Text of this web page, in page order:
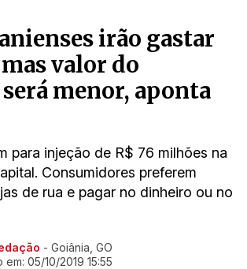
irão gastar
valor do
menor, aponta
para injeção de R$ 76 milhões na
Consumidores preferem
de rua e pagar no dinheiro ou no
- Goiânia, GO
em: 05/10/2019 15:55